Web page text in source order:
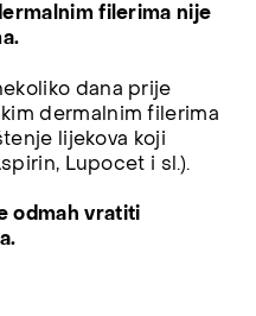
filerima nije
dana prije
dermalnim filerima
lijekova koji
Lupocet i sl.).
odmah vratiti